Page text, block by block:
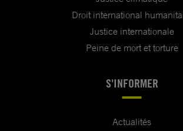
Droit international
Justice internationale
Peine de mort et torture
S'INFORMER
Actualités